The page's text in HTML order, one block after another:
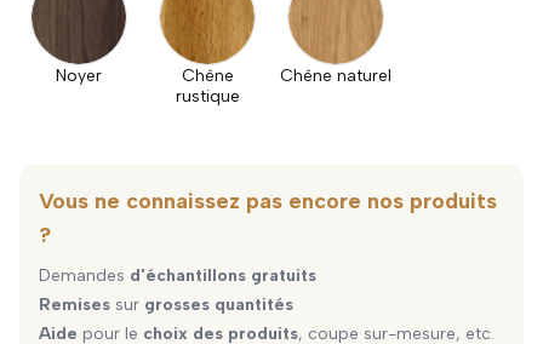
Noyer
Chêne
rustique
Chêne naturel
Vous ne connaissez pas encore nos produits
?
Demandes d'échantillons gratuits
Remises sur grosses quantités
Aide pour le choix des produits, coupe sur-mesure, etc.